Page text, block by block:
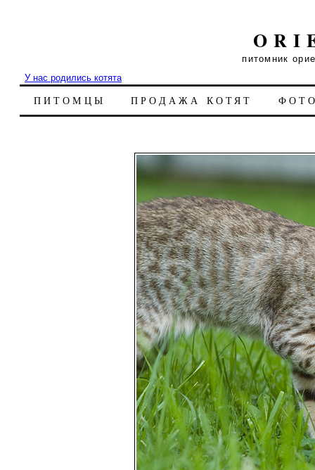
питомник
У нас родились котята
ПИТОМЦЫ ПРОДАЖА КОТЯТ